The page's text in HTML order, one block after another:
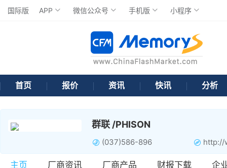
国际版 APP 微信公众号 手机版 小程序
首页 报价 资讯 快讯 分析
群联 /PHISON
(037)586-896 http://
主页 厂商资讯 厂商产品 财报下载 企